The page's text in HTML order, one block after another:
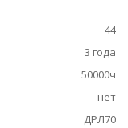
44
3 года
50000ч
нет
ДРЛ70